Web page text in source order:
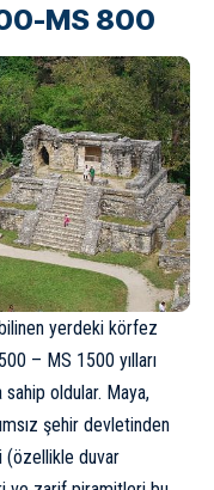
MS 800
bilinen yerdeki körfez
– MS 1500 yılları
sahip oldular. Maya,
şehir devletinden
(özellikle duvar